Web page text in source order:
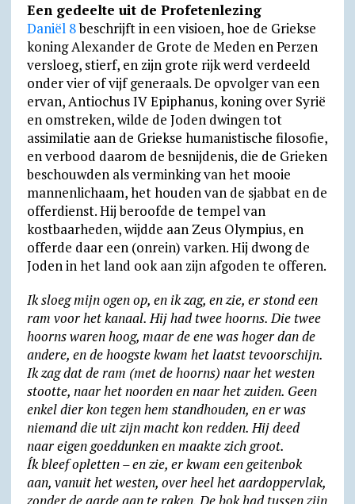
Een gedeelte uit de Profetenlezing
Daniël 8beschrijft in een visioen, hoe de Griekse
koning Alexander de Grote de Meden en Perzen
versloeg, stierf, en zijn grote rijk werd verdeeld
onder vier of vijf generaals. De opvolger van een
ervan, Antiochus IV Epiphanus, koning over Syrië
en omstre­ken, wilde de Joden dwingen tot
assimilatie aan de Griekse humanistische filosofie,
en verbood daarom de besnijdenis, die de Grieken
beschouwden als verminking van het mooie
mannenlichaam, het houden van de sjabbat en de
offer­dienst. Hij beroofde de tempel van
kostbaarheden, wijdde aan Zeus Olympius, en
offerde daar een (onrein) varken. Hij dwong de
Joden in het land ook aan zijn afgoden te offeren.
Ik sloeg mijn ogen op, en ik zag, en zie, er stond een
ram voor het kanaal. Hij had twee hoorns. Die twee
hoorns waren hoog, maar de ene was hoger dan de
andere, en de hoogste kwam het laatst tevoorschijn.
Ik zag dat de ram (met de hoorns) naar het westen
stootte, naar het noorden en naar het zuiden. Geen
enkel dier kon tegen hem standhouden, en er was
niemand die uit zijn macht kon redden. Hij deed
naar eigen goeddunken en maakte zich groot.
Ík bleef opletten – en zie, er kwam een geitenbok
aan, vanuit het westen, over heel het aardoppervlak,